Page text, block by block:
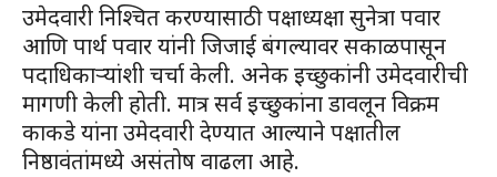
उमेदवारी निश्चित करण्यासाठी पक्षाध्यक्षा सुनेत्रा पवार
आणि पार्थ पवार यांनी जिजाई बंगल्यावर सकाळपासून
पदाधिकाऱ्यांशी चर्चा केली. अनेक इच्छुकांनी उमेदवारीची
मागणी केली होती. मात्र सर्व इच्छुकांना डावलून विक्रम
काकडे यांना उमेदवारी देण्यात आल्याने पक्षातील
निष्ठावंतांमध्ये असंतोष वाढला आहे.